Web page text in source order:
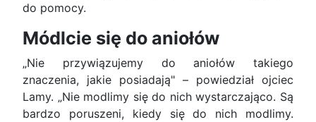
do pomocy.
Módlcie się do aniołów
„Nie przywiązujemy do aniołów takiego
znaczenia, jakie posiadają" – powiedział ojciec
Lamy. „Nie modlimy się do nich wystarczająco. Są
bardzo poruszeni, kiedy się do nich modlimy.